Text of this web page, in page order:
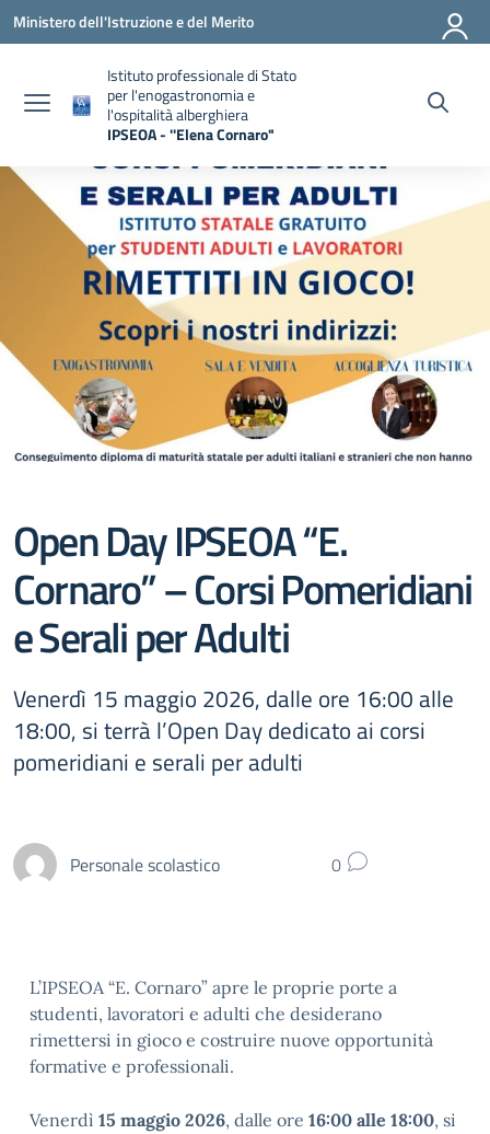
Vai ai contenuti
Vai al menu di navigazione
Vai al footer
Ministero dell'Istruzione e del Merito
Istituto professionale di Stato
per l'enogastronomia e
l'ospitalità alberghiera
IPSEOA - ''Elena Cornaro"
Open Day IPSEOA “E.
Cornaro” – Corsi Pomeridiani
e Serali per Adulti
Venerdì 15 maggio 2026, dalle ore 16:00 alle
18:00, si terrà l’Open Day dedicato ai corsi
pomeridiani e serali per adulti
Personale scolastico 0
L’IPSEOA “E. Cornaro” apre le proprie porte a
studenti, lavoratori e adulti che desiderano
rimettersi in gioco e costruire nuove opportunità
formative e professionali.
Venerdì 15 maggio 2026, dalle ore 16:00 alle 18:00, si